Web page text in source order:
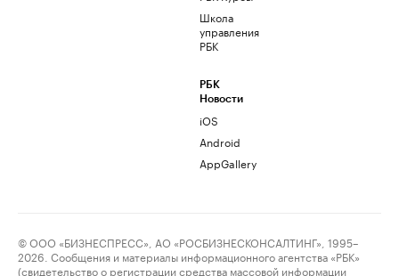
Школа
управления
РБК
РБК
Новости
iOS
Android
AppGallery
© ООО «БИЗНЕСПРЕСС», АО «РОСБИЗНЕСКОНСАЛТИНГ», 1995–
2026. Сообщения и материалы информационного агентства «РБК»
(свидетельство о регистрации средства массовой информации